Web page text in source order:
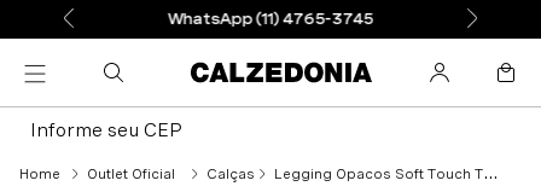
WhatsApp (11) 4765-3745
Informe seu CEP
Outlet Oficial Calças Legging Opacos Soft Touch Total Comfort - Preto